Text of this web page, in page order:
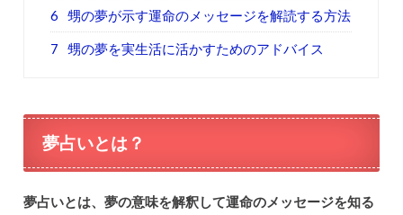
6 甥の夢が示す運命のメッセージを解読する方法
7 甥の夢を実生活に活かすためのアドバイス
夢占いとは？
夢占いとは、夢の意味を解釈して運命のメッセージを知る